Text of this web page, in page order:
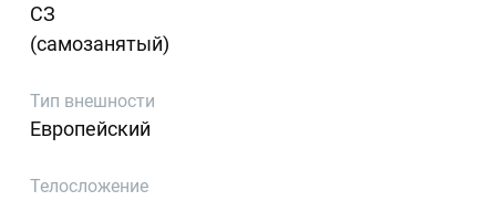
СЗ
(самозанятый)
Тип внешности
Европейский
Телосложение